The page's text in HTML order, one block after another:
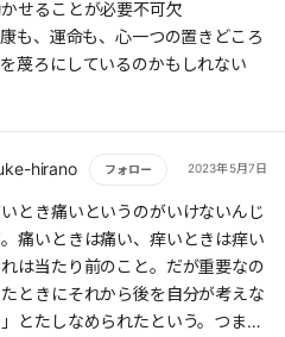
せることが必要不可欠
も、運命も、心一つの置きどころ
蔑ろにしているのかもしれない
hirano フォロー 2023年5月7日
いとき痛いというのがいけないんじ
痛いときは痛い、痒いときは痒い
は当たり前のこと。だが重要なの
ときにそれから後を自分が考えな
とたしなめられたという。つま